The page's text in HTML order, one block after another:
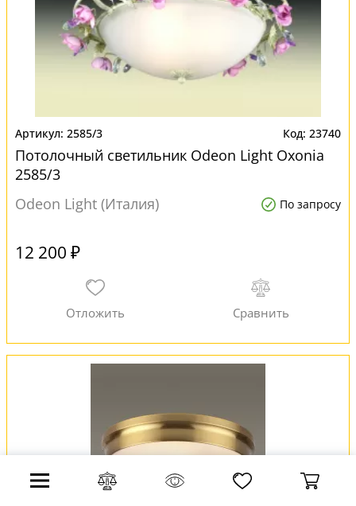
2585/3 23740
Потолочный светильник Odeon Light Oxonia
2585/3
Odeon Light (Италия)
По запросу
12 200 ₽